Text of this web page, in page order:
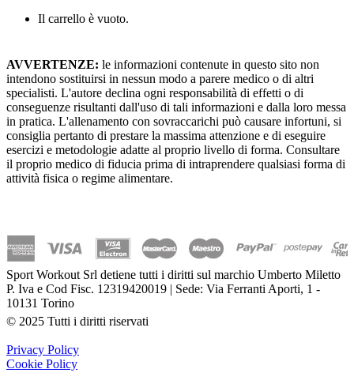
Il carrello è vuoto.
AVVERTENZE: le informazioni contenute in questo sito non
intendono sostituirsi in nessun modo a parere medico o di altri
specialisti. L'autore declina ogni responsabilità di effetti o di
conseguenze risultanti dall'uso di tali informazioni e dalla loro messa
in pratica. L'allenamento con sovraccarichi può causare infortuni, si
consiglia pertanto di prestare la massima attenzione e di eseguire
esercizi e metodologie adatte al proprio livello di forma. Consultare
il proprio medico di fiducia prima di intraprendere qualsiasi forma di
attività fisica o regime alimentare.
Sport Workout Srl detiene tutti i diritti sul marchio Umberto Miletto
P. Iva e Cod Fisc. 12319420019 | Sede: Via Ferranti Aporti, 1 -
10131 Torino
© 2025 Tutti i diritti riservati
Privacy Policy
Cookie Policy